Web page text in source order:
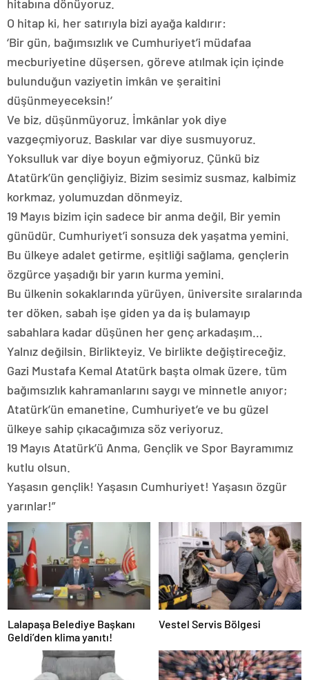
hitabına dönüyoruz.
O hitap ki, her satırıyla bizi ayağa kaldırır:
‘Bir gün, bağımsızlık ve Cumhuriyet’i müdafaa
mecburiyetine düşersen, göreve atılmak için içinde
bulunduğun vaziyetin imkân ve şeraitini
düşünmeyeceksin!’
Ve biz, düşünmüyoruz. İmkânlar yok diye
vazgeçmiyoruz. Baskılar var diye susmuyoruz.
Yoksulluk var diye boyun eğmiyoruz. Çünkü biz
Atatürk’ün gençliğiyiz. Bizim sesimiz susmaz, kalbimiz
korkmaz, yolumuzdan dönmeyiz.
19 Mayıs bizim için sadece bir anma değil, Bir yemin
günüdür. Cumhuriyet’i sonsuza dek yaşatma yemini.
Bu ülkeye adalet getirme, eşitliği sağlama, gençlerin
özgürce yaşadığı bir yarın kurma yemini.
Bu ülkenin sokaklarında yürüyen, üniversite sıralarında
ter döken, sabah işe giden ya da iş bulamayıp
sabahlara kadar düşünen her genç arkadaşım…
Yalnız değilsin. Birlikteyiz. Ve birlikte değiştireceğiz.
Gazi Mustafa Kemal Atatürk başta olmak üzere, tüm
bağımsızlık kahramanlarını saygı ve minnetle anıyor;
Atatürk’ün emanetine, Cumhuriyet’e ve bu güzel
ülkeye sahip çıkacağımıza söz veriyoruz.
19 Mayıs Atatürk’ü Anma, Gençlik ve Spor Bayramımız
kutlu olsun.
Yaşasın gençlik! Yaşasın Cumhuriyet! Yaşasın özgür
yarınlar!”
Lalapaşa Belediye Başkanı
Geldi’den klima yanıtı!
Vestel Servis Bölgesi